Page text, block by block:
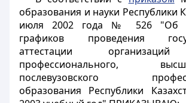
образования и науки Республики
июля 2002 года № 526 "Об
графиков проведения
аттестации
профессионального,
послевузовского
образования Республики